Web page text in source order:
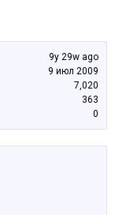
9y 29w ago
9 июл 2009
7,020
363
0